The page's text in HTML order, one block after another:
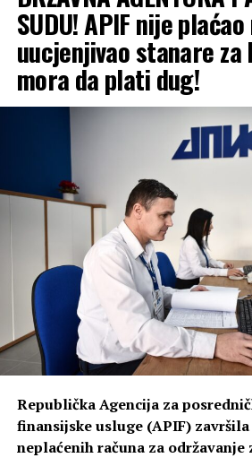
Zbor nerada TE i
samouprave
Dakić navodi da je uzrok ovakvog
Termoelektrane usljed nedostatka
lokalne samouprave koja je
organizuje pružanje komunalnih
uključujući i grijanje.
„Ako već sada vidimo da situacija sa
te da opština Ugljevik nije
mjeseca do danas da problem riješi
problem grijanja rješava svako za
čekati prvi snijeg i minus da bismo
naglašava Dakić.
SUDU! APIF nije
uucjenjivao stanare
mora da plati dug!
Republička Agencija za
finansijske usluge (APIF)
neplaćenih računa za održavanje